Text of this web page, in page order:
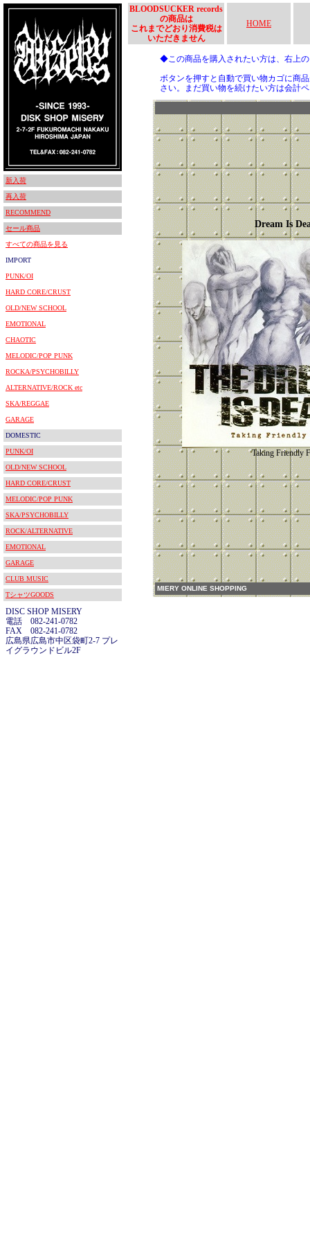
新入荷
再入荷
RECOMMEND
セール商品
すべての商品を見る
IMPORT
PUNK/OI
HARD CORE/CRUST
OLD/NEW SCHOOL
EMOTIONAL
CHAOTIC
MELODIC/POP PUNK
ROCKA/PSYCHOBILLY
ALTERNATIVE/ROCK etc
SKA/REGGAE
GARAGE
DOMESTIC
PUNK/OI
OLD/NEW SCHOOL
HARD CORE/CRUST
MELODIC/POP PUNK
SKA/PSYCHOBILLY
ROCK/ALTERNATIVE
EMOTIONAL
GARAGE
CLUB MUSIC
TシャツGOODS
DISC SHOP MISERY
電話 082-241-0782
FAX 082-241-0782
広島県広島市中区袋町2-7 プレ
イグラウンドビル2F
BLOODSUCKER records
の商品は
これまでどおり消費税は
いただきません
HOME
◆この商品を購入されたい方は、右上
ボタンを押すと自動で買い物カゴに商
さい。まだ買い物を続けたい方は会計
Dream Is
Taking Friendly
MIERY ONLINE SHOPPING